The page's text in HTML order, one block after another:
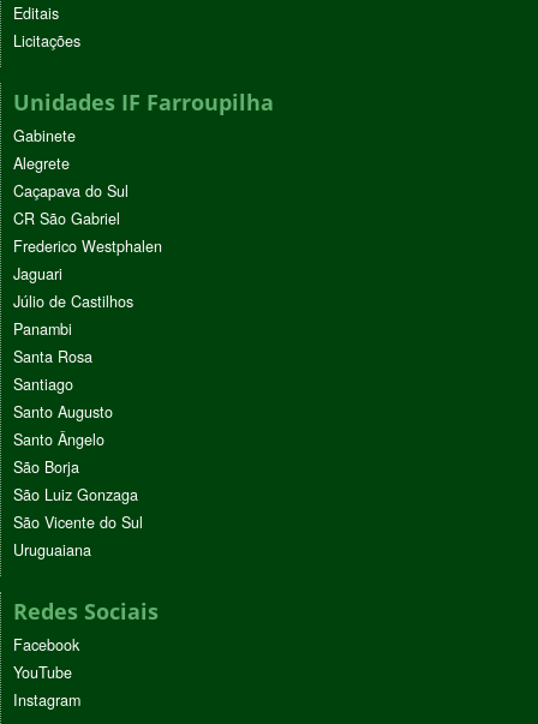
Editais
Licitações
Unidades IF Farroupilha
Gabinete
Alegrete
Caçapava do Sul
CR São Gabriel
Frederico Westphalen
Jaguari
Júlio de Castilhos
Panambi
Santa Rosa
Santiago
Santo Augusto
Santo Ângelo
São Borja
São Luiz Gonzaga
São Vicente do Sul
Uruguaiana
Redes Sociais
Facebook
YouTube
Instagram